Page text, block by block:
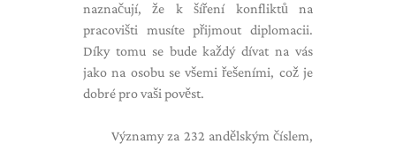
naznačují, že k šíření konfliktů na
pracovišti musíte přijmout diplomacii.
Díky tomu se bude každý dívat na vás
jako na osobu se všemi řešeními, což je
dobré pro vaši pověst.
Významy za 232 andělským číslem,